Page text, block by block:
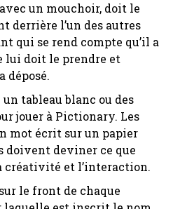
un mouchoir, doit le
derrière l’un des autres
qui se rend compte qu’il a
lui doit le prendre et
déposé.
tableau blanc ou des
jouer à Pictionary. Les
mot écrit sur un papier
doivent deviner ce que
créativité et l’interaction.
le front de chaque